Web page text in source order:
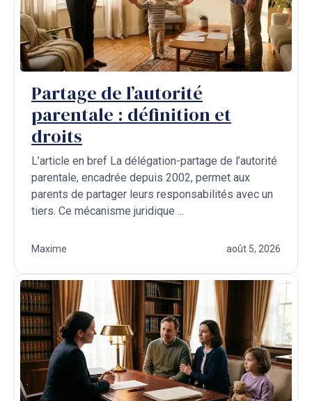
Partage de l’autorité
parentale : définition et
droits
L’article en bref La délégation-partage de l’autorité
parentale, encadrée depuis 2002, permet aux
parents de partager leurs responsabilités avec un
tiers. Ce mécanisme juridique ...
Maxime août 5, 2026